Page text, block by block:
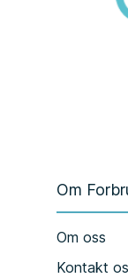
Om
Om oss
Kontakt